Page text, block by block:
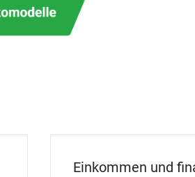
Einkommen und